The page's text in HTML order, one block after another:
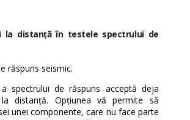
la distanță în testele spectrului de
răspuns seismic.
spectrului de răspuns acceptă deja
distanță. Opțiunea vă permite să
unei componente, care nu face parte